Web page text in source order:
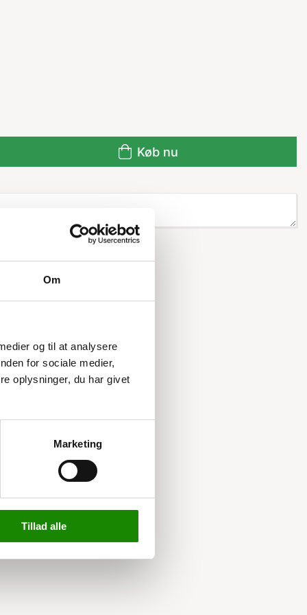
Om
og til at analysere
for sociale medier,
oplysninger, du har givet
Marketing
Tillad alle
Køb nu